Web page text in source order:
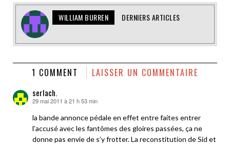
WILLIAM BURREN DERNIERS ARTICLES
1 COMMENT LAISSER UN COMMENTAIRE
serlach.
dit :
29 mai 2011 à 21 h 53 min
la bande annonce pédale en effet entre faites entrer
l’accusé avec les fantômes des gloires passées, ça ne
donne pas envie de s’y frotter. La reconstitution de Sid et